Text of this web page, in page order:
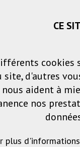
Produits
CE
cookies
d'autres
aident à
nos
plus